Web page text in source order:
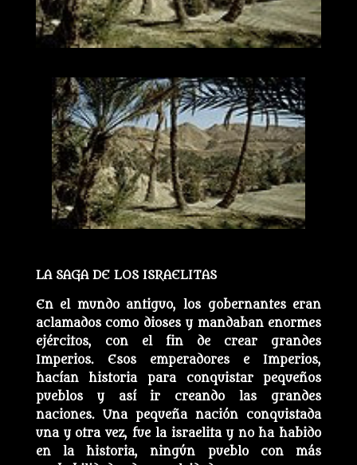
LA SAGA DE LOS ISRAELITAS
En el mundo antiguo, los gobernantes eran
aclamados como dioses y mandaban enormes
ejércitos, con el fin de crear grandes
Imperios. Esos emperadores e Imperios,
hacían historia para conquistar pequeños
pueblos y así ir creando las grandes
naciones. Una pequeña nación conquistada
una y otra vez, fue la israelita y no ha habido
en la historia, ningún pueblo con más